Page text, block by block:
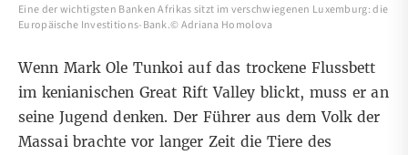
Eine der wichtigsten Banken Afrikas sitzt im verschwiegenen Luxemburg: die
Europäische Investitions-Bank.© Adriana Homolova
Wenn Mark Ole Tunkoi auf das trockene Flussbett
im kenianischen Great Rift Valley blickt, muss er an
seine Jugend denken. Der Führer aus dem Volk der
Massai brachte vor langer Zeit die Tiere des